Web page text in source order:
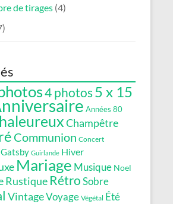
de tirages (4)
4 photos5 x 15
Années 80
Champêtre
Communion Concert
Gatsby Guirlande Hiver
Mariage Musique Noel
Rustique RétroSobre
VintageVoyage Végétal Été